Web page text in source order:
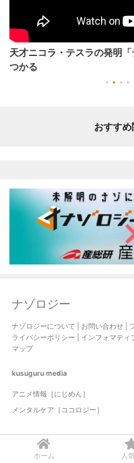
ホーム 人
天才ニコラ・テスラの発明
つかる
おすす
ナゾロジー
ナゾロジーについて お問い合わせ
ライバシーポリシー
インフォマティ
マップ
kusuguru media
アニメ情報［にじめん］
メンタルケア［ココロジー］
© 2017-2026 nazology. all rights reserved.